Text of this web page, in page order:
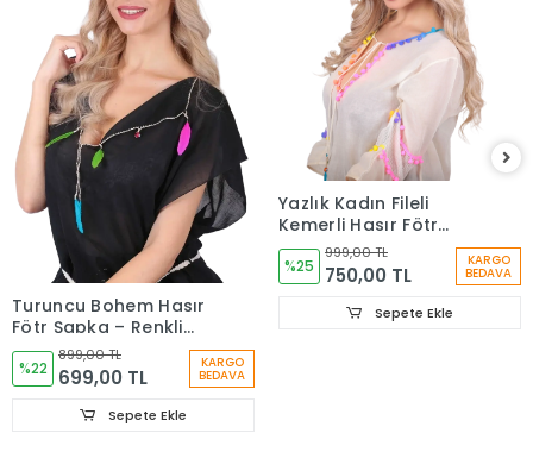
Turuncu Bohem Hasır
Fötr Şapka – Renkli
Etnik Şeritli Yazlık
Kadın Şapkası 6261
%22
899,00 TL
699,00 TL
KARGO
BEDAVA
Sepete Ekle
Yazlık Kadın Fileli
Kemerli Hasır Fötr
Şapka 6223
%25
999,00 TL
750,00 TL
KARGO
BEDAVA
Sepete Ekle